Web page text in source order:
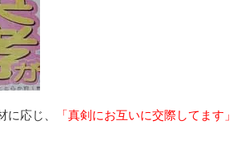
応じ、
「真剣にお互いに交際してます」